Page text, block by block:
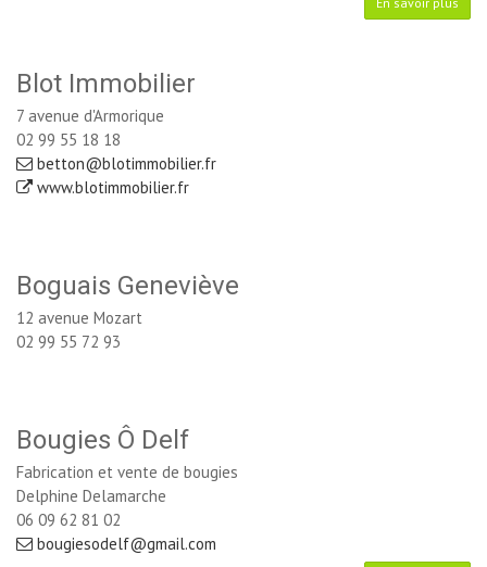
Blot Immobilier
7 avenue d'Armorique
02 99 55 18 18
betton@blotimmobilier.fr
www.blotimmobilier.fr
Boguais Geneviève
12 avenue Mozart
02 99 55 72 93
Bougies Ô Delf
Fabrication et vente de bougies
Delphine Delamarche
06 09 62 81 02
bougiesodelf@gmail.com